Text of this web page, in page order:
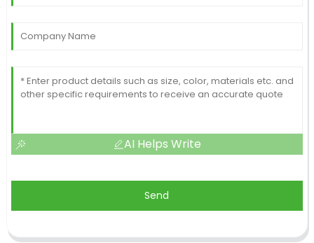
AI Helps Write
Send